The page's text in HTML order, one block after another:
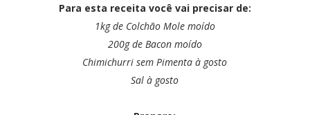
Para esta receita você vai precisar de:
1kg de Colchão Mole moído
200g de Bacon moído
Chimichurri sem Pimenta à gosto
Sal à gosto